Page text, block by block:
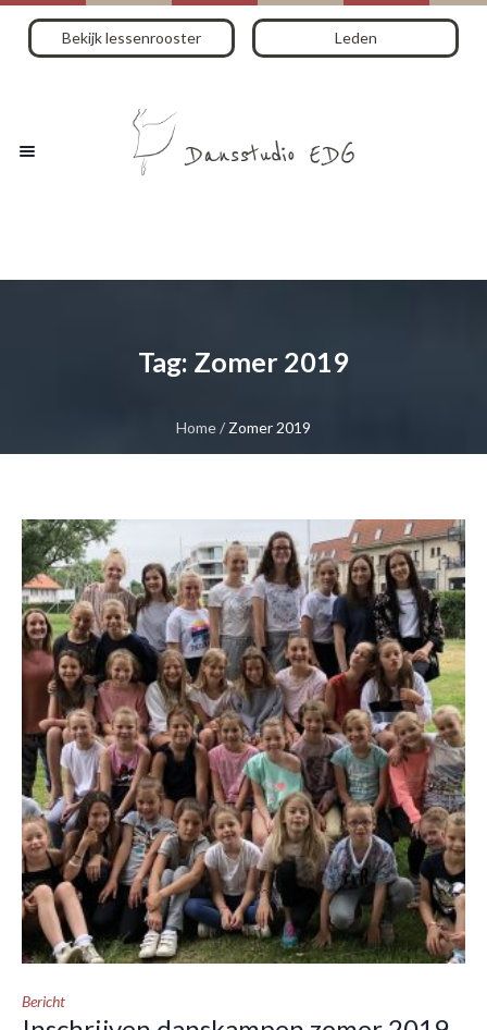
Bekijk lessenrooster Leden
Tag: Zomer 2019
Home/ Zomer 2019
Bericht